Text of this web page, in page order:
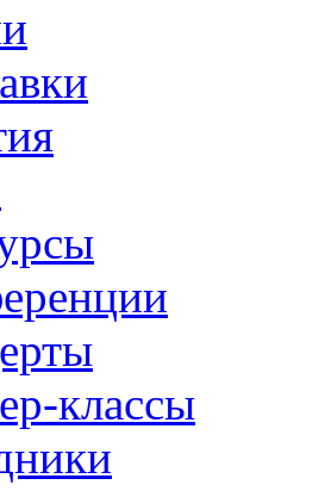
классы